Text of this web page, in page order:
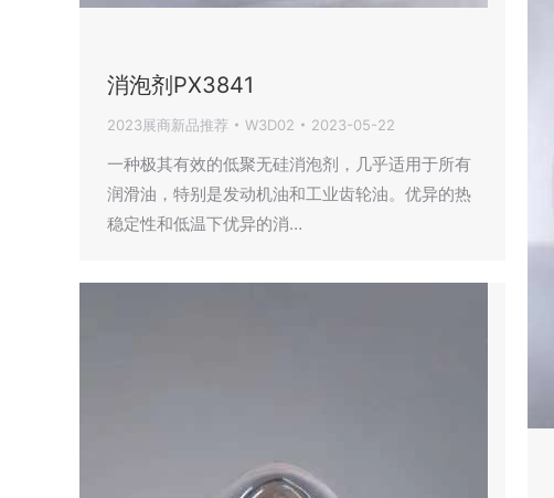
消泡剂PX3841
2023展商新品推荐 W3D02 2023-05-22
一种极其有效的低聚无硅消泡剂，几乎适用于所有
润滑油，特别是发动机油和工业齿轮油。优异的热
稳定性和低温下优异的消…